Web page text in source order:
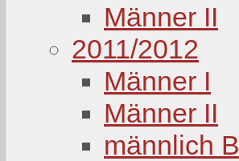
Männer II
2011/2012
Männer I
Männer II
männlich B